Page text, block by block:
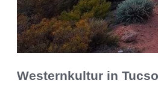
Westernkultur in